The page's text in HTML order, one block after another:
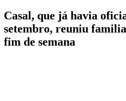
Casal, que já havia
setembro, reuniu
fim de semana